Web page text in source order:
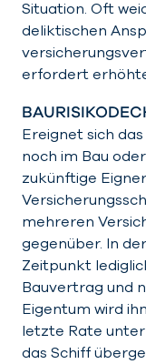
Situation. Oft
deliktischen
erfordert
Ereignet sich
noch im Bau
zukünftige
mehreren
gegenüber. In
Zeitpunkt
Bauvertrag und
Eigentum wird
letzte Rate
das Schiff